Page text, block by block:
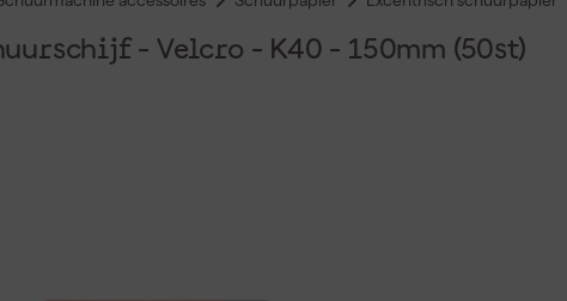
- Velcro - K40 - 150mm (50st)